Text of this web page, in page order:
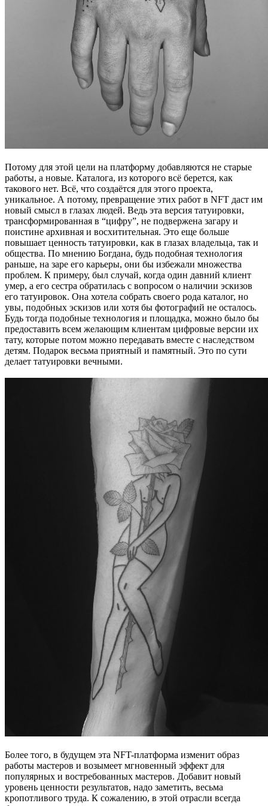
Потому для этой цели на платформу добавляются не старые
работы, а новые. Каталога, из которого всё берется, как
такового нет. Всё, что создаётся для этого проекта,
уникальное. А потому, превращение этих работ в NFT даст им
новый смысл в глазах людей. Ведь эта версия татуировки,
трансформированная в “цифру”, не подвержена загару и
поистине архивная и восхитительная. Это еще больше
повышает ценность татуировки, как в глазах владельца, так и
общества. По мнению Богдана, будь подобная технология
раньше, на заре его карьеры, они бы избежали множества
проблем. К примеру, был случай, когда один давний клиент
умер, а его сестра обратилась с вопросом о наличии эскизов
его татуировок. Она хотела собрать своего рода каталог, но
увы, подобных эскизов или хотя бы фотографий не осталось.
Будь тогда подобные технология и площадка, можно было бы
предоставить всем желающим клиентам цифровые версии их
тату, которые потом можно передавать вместе с наследством
детям. Подарок весьма приятный и памятный. Это по сути
делает татуировки вечными.
Более того, в будущем эта NFT-платформа изменит образ
работы мастеров и возымеет мгновенный эффект для
популярных и востребованных мастеров. Добавит новый
уровень ценности результатов, надо заметить, весьма
кропотливого труда. К сожалению, в этой отрасли всегда